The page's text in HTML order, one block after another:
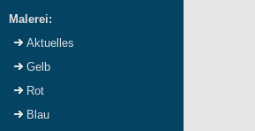
Malerei:
Aktuelles
Gelb
Rot
Blau